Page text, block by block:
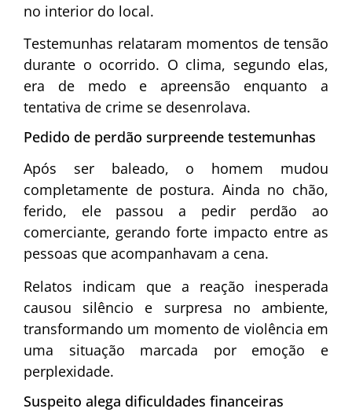
no interior do local.
Testemunhas relataram momentos de tensão
durante o ocorrido. O clima, segundo elas,
era de medo e apreensão enquanto a
tentativa de crime se desenrolava.
Pedido de perdão surpreende testemunhas
Após ser baleado, o homem mudou
completamente de postura. Ainda no chão,
ferido, ele passou a pedir perdão ao
comerciante, gerando forte impacto entre as
pessoas que acompanhavam a cena.
Relatos indicam que a reação inesperada
causou silêncio e surpresa no ambiente,
transformando um momento de violência em
uma situação marcada por emoção e
perplexidade.
Suspeito alega dificuldades financeiras